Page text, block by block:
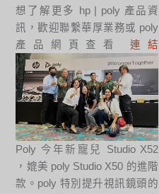
想了解更多 hp | poly 產品資
訊，歡迎聯繫華厚業務或 poly
產品網頁查看連結
Poly 今年新寵兒 Studio X52
，媲美 poly Studio X50 的進階
款。poly 特別提升視訊鏡頭的